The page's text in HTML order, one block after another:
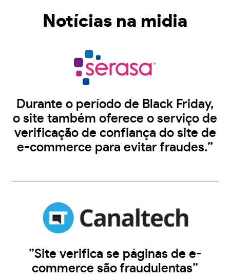
Notícias na midia
Durante o período de Black Friday,
o site também oferece o serviço de
verificação de confiança do site de
e-commerce para evitar fraudes.”
”Site verifica se páginas de e-
commerce são fraudulentas”